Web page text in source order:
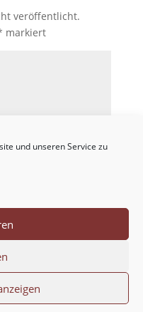
und unseren Service zu
veröffentlicht.
markiert